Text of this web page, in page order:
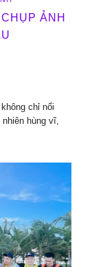
ẢNH
chỉ nổi
hùng vĩ,